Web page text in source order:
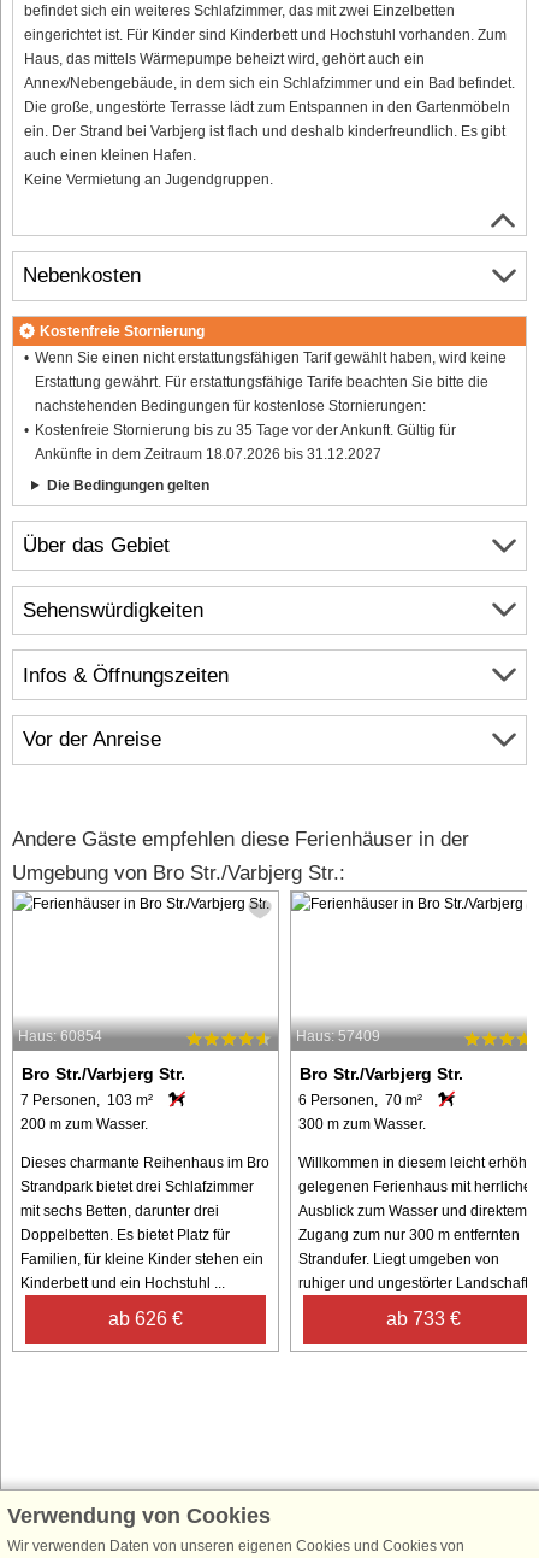
befindet sich ein weiteres Schlafzimmer, das mit zwei Einzelbetten
eingerichtet ist. Für Kinder sind Kinderbett und Hochstuhl vorhanden. Zum
Haus, das mittels Wärmepumpe beheizt wird, gehört auch ein
Annex/Nebengebäude, in dem sich ein Schlafzimmer und ein Bad befindet.
Die große, ungestörte Terrasse lädt zum Entspannen in den Gartenmöbeln
ein. Der Strand bei Varbjerg ist flach und deshalb kinderfreundlich. Es gibt
auch einen kleinen Hafen.
Keine Vermietung an Jugendgruppen.
Über das Gebiet
Infos & Öffnungszeiten
Vor der Anreise
Nebenkosten
Kostenfreie Stornierung
Wenn Sie einen nicht erstattungsfähigen Tarif gewählt haben, wird keine
Erstattung gewährt. Für erstattungsfähige Tarife beachten Sie bitte die
nachstehenden Bedingungen für kostenlose Stornierungen:
Kostenfreie Stornierung bis zu 35 Tage vor der Ankunft. Gültig für
Ankünfte in dem Zeitraum 18.07.2026 bis 31.12.2027
Die Bedingungen gelten
Sehenswürdigkeiten
Andere Gäste empfehlen diese Ferienhäuser in der
Umgebung von Bro Str./Varbjerg Str.:
Haus: 60854
Bro Str./Varbjerg Str.
7 Personen, 103 m²
200 m zum Wasser.
Dieses charmante Reihenhaus im Bro
Strandpark bietet drei Schlafzimmer
mit sechs Betten, darunter drei
Doppelbetten. Es bietet Platz für
Familien, für kleine Kinder stehen ein
Kinderbett und ein Hochstuhl ...
ab 626 €
Haus: 57409
Bro Str./Varbjerg Str.
6 Personen, 70 m²
300 m zum Wasser.
Willkommen in diesem leicht erhöht
gelegenen Ferienhaus mit
Ausblick zum Wasser und direktem
Zugang zum nur 300 m entfernten
Strandufer. Liegt umgeben von
ruhiger und ungestörter Landschaft,
ab 733 €
Schließen Sie sich 100.000 Ferienhaus-Fans an
Verwendung von Cookies
Wir verwenden Daten von unseren eigenen Cookies und Cookies von